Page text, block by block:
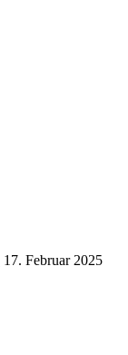
17. Februar 2025